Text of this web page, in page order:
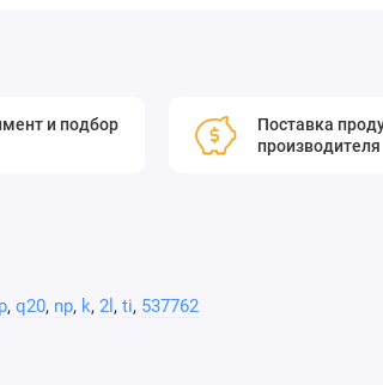
и подбор
Поставка
производителя
, q20, np, k, 2l , ti, 537762